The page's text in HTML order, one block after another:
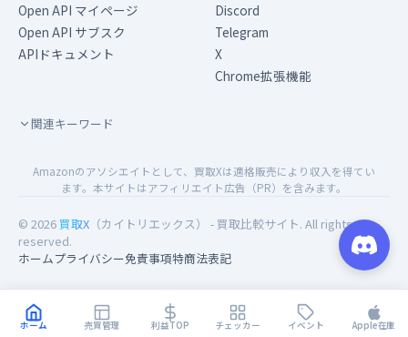
ホーム 売買管理 利益TOP チェッカー イベント Apple在庫
Open API マイページ
Open API サブスク
APIドキュメント
Discord
Telegram
X
Chrome拡張機能
関連キーワード
Amazonのアソシエイトとして、買取Xは適格販売により収入を得てい
ます。本サイトはアフィリエイト広告（PR）を含みます。
© 2026 買取X （カイトリエックス） - 買取比較サイト. All rights
reserved.
ホームプライバシー免責事項特商法表記